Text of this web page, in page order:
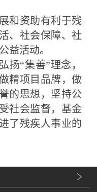
和资助有利于残
、社会保障、社
益活动。
扬“集善”理念，
精项目品牌，做
的思想，坚持公
社会监督，基金
了残疾人事业的